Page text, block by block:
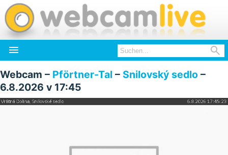
 
Webcam – Pförtner-Tal – Snilovský sedlo –
6.8.2026 v 17:45